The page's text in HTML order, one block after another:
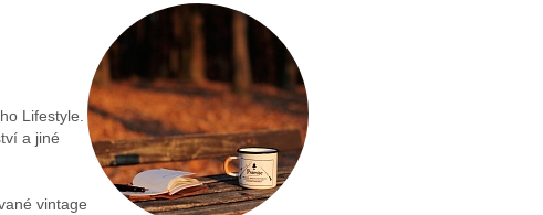
Lifestyle.
a jiné
vintage